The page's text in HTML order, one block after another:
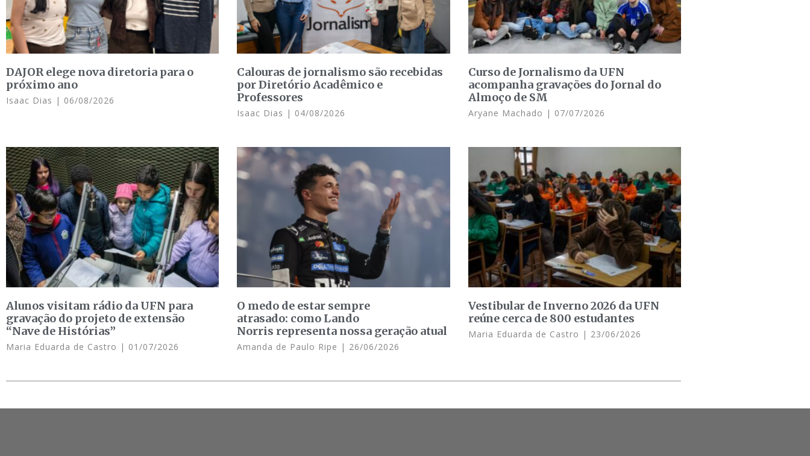
DAJOR elege nova diretoria para o
próximo ano
Isaac Dias 06/08/2026
Calouras de jornalismo são recebidas
por Diretório Acadêmico e
Professores
Isaac Dias 04/08/2026
Curso de Jornalismo da UFN
acompanha gravações do Jornal do
Almoço de SM
Aryane Machado 07/07/2026
Alunos visitam rádio da UFN para
gravação do projeto de extensão
“Nave de Histórias”
Maria Eduarda de Castro 01/07/2026
O medo de estar sempre
atrasado: como Lando
Norris representa nossa geração atual
Amanda de Paulo Ripe 26/06/2026
Vestibular de Inverno 2026 da UFN
reúne cerca de 800 estudantes
Maria Eduarda de Castro 23/06/2026